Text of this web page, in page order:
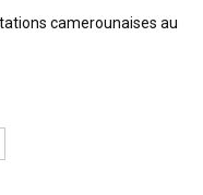
camerounaises au